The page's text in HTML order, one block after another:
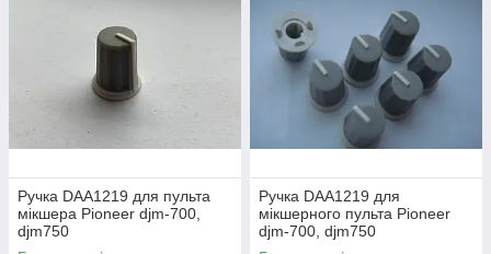
Ручка DAA1219 для пульта
мікшера Pioneer djm-700,
djm750
Ручка DAA1219 для
мікшерного пульта Pioneer
djm-700, djm750